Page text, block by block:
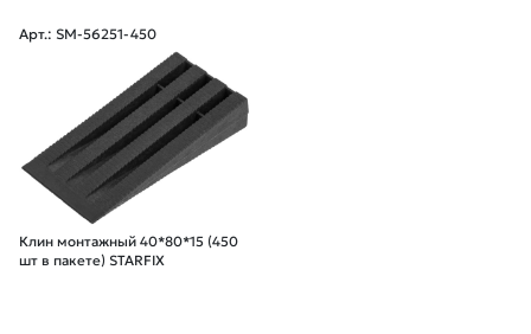
Арт.: SM-56251-450
Клин монтажный 40*80*15 (450
шт в пакете) STARFIX